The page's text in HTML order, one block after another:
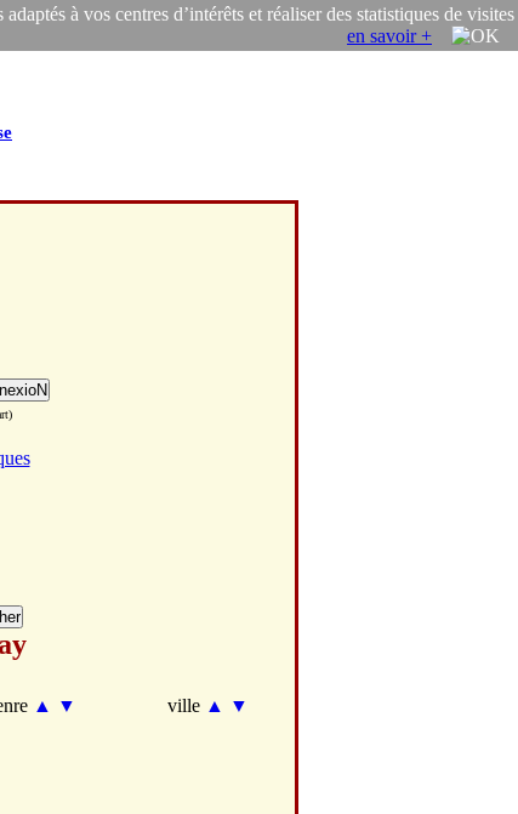
à vos centres d’intérêts et réaliser des statistiques de visites
en savoir +
▲ ▼ ville ▲ ▼